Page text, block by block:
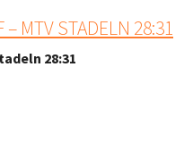
MTV STADELN 28:31
28:31